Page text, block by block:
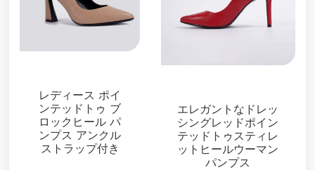
レディース ポイ
ンテッドトゥ ブ
ロックヒール パ
ンプス アンクル
ストラップ付き
エレガントなドレッ
シングレッドポイン
テッドトゥスティレ
ットヒールウーマン
パンプス